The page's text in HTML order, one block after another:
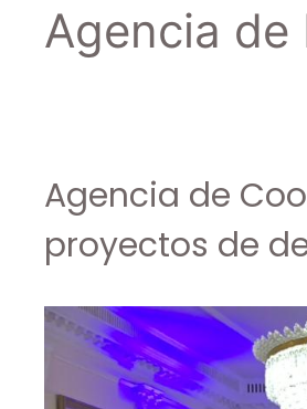
Agencia de
Agencia de
proyectos de